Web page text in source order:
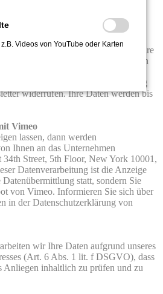
dann wird Ihre E-Mail-
um Ihnen den Newsletter wie
Freiwillig können Sie weitere
der Verarbeitung ist durch Ihre
6 Abs. 1 lit. a DSGVO). Sie können
mit Wirkung für die Zukunft per E-
oder über den Link zur Abmeldung
widerrufen. Ihre Daten werden bis
Vimeo
lassen, dann werden
Ihnen an das Unternehmen
Street, 5th Floor, New York 10001,
Datenverarbeitung ist die Anzeige
statt, sondern Sie
von Vimeo. Informieren Sie sich über
in der Datenschutzerklärung von
wir Ihre Daten aufgrund unseres
(Art. 6 Abs. 1 lit. f DSGVO), dass
Anliegen inhaltlich zu prüfen und zu
Videos von YouTube oder Karten